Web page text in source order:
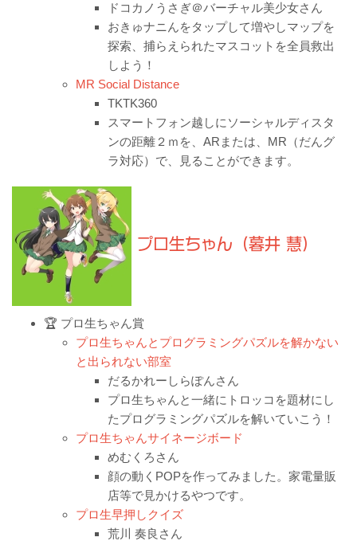
ドコカノうさぎ＠バーチャル美少女さん
おきゅナニんをタップして増やしマップを
探索、捕らえられたマスコットを全員救出
しよう！
MR Social Distance
TKTK360
スマートフォン越しにソーシャルディスタ
ンの距離２ｍを、ARまたは、MR（だんグ
ラ対応）で、見ることができます。
プロ生ちゃん（暮井 慧）
🏆 プロ生ちゃん賞
プロ生ちゃんとプログラミングパズルを解かない
と出られない部室
だるかれーしらぽんさん
プロ生ちゃんと一緒にトロッコを題材にし
たプログラミングパズルを解いていこう！
プロ生ちゃんサイネージボード
めむくろさん
顔の動くPOPを作ってみました。家電量販
店等で見かけるやつです。
プロ生早押しクイズ
荒川 奏良さん